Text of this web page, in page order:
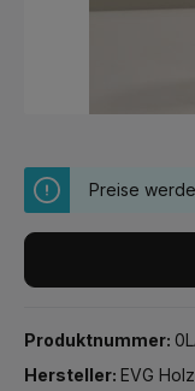
Preise
Produktnummer:
Hersteller: EVG